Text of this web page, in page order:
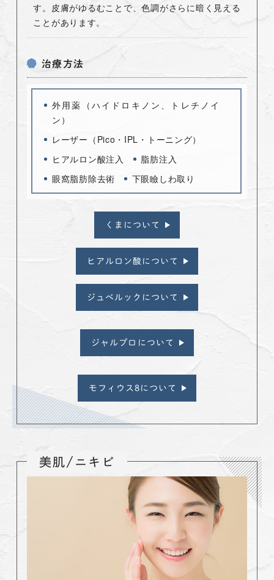
す。皮膚がゆるむことで、色調がさらに暗く見える
ことがあります。
治療方法
外用薬（ハイドロキノン、トレチノイ
ン）
レーザー（Pico・IPL・トーニング）
ヒアルロン酸注入
脂肪注入
眼窩脂肪除去術
下眼瞼しわ取り
くまについて
ヒアルロン酸について
ジュベルックについて
ジャルプロについて
モフィウス8について
美肌/ニキビ